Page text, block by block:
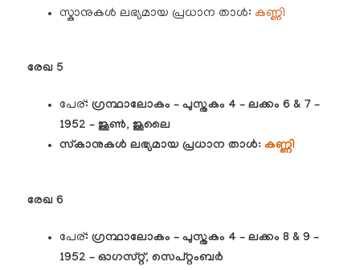
സ്കാനുകൾ ലഭ്യമായ പ്രധാന താൾ: കണ്ണി
രേഖ 5
പേര്:ഗ്രന്ഥാലോകം – പുസ്തകം 4 – ലക്കം 6 & 7 –
1952 – ജൂൺ, ജൂലൈ
സ്കാനുകൾ ലഭ്യമായ പ്രധാന താൾ:കണ്ണി
രേഖ 6
പേര്:ഗ്രന്ഥാലോകം – പുസ്തകം 4 – ലക്കം 8 & 9 –
1952 – ഓഗസ്റ്റ്, സെപ്റ്റംബർ